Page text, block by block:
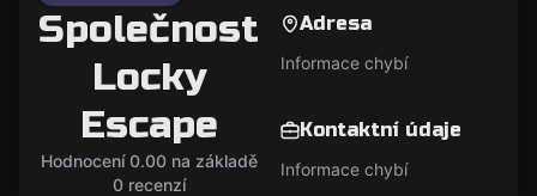
Společnost
Locky
Escape
Hodnocení 0.00 na základě
0 recenzí
Adresa
Informace chybí
Kontaktní údaje
Informace chybí